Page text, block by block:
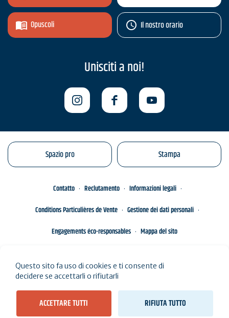
Opuscoli Il nostro orario
Unisciti a noi!
Spazio pro Stampa
Contatto Reclutamento
Informazioni legali
Conditions Particulières de Vente
Gestione dei dati personali
Engagements éco-responsables
Mappa del sito
Questo sito fa uso di cookies e ti consente di
decidere se accettarli o rifiutarli
ACCETTARE TUTTI RIFIUTA TUTTO